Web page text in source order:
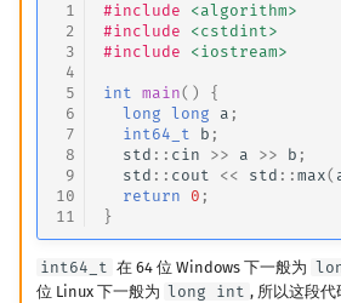
1
2
3
4
5
6
7
8
9
10
11
#include
<algorithm>
#include
<cstdint>
#include
<iostream>
int main()
{
long long a ;
int64_t
b ;
std :: cin >> a >> b ;
std :: cout << std :: max(
return
0 ;
}
int64_t 在 64 位 Windows 下一般为
位 Linux 下一般为 long int , 所以这段代